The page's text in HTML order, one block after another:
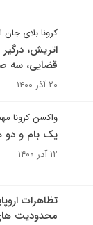
کرونا بلای جان
اتریش،
قضایی، سه
۲۰ آذر ۱۴۰۰
واکسن کرونا
یک بام و دو
۱۲ آذر ۱۴۰۰
تظاهرات
محدودیت